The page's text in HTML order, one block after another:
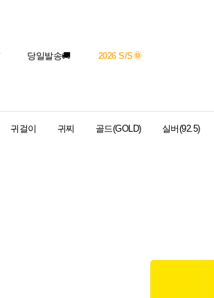
당일발송🚚 2026 S/S🌞
귀걸이 귀찌 골드(GOLD) 실버(92.5)